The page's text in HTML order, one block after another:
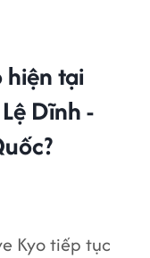
hiện tại
Dĩnh -
Kyo tiếp tục